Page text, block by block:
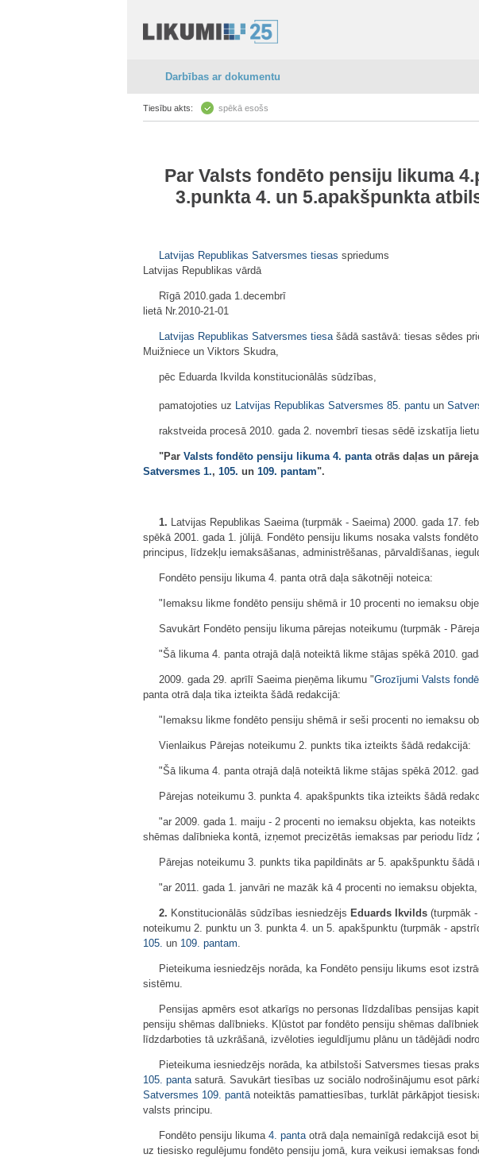
Darbības ar dokumentu
Tiesību akts: spēkā esošs
Par Valsts fondēto pensiju likuma
3.punkta 4. un 5.apakšpunkta
Latvijas Republikas Satversmes tiesas spriedums
Latvijas Republikas vārdā
Rīgā 2010.gada 1.decembrī
lietā Nr.2010-21-01
Latvijas Republikas Satversmes tiesašādā sastāvā: tiesas sēdes
Muižniece un Viktors Skudra,
pēc Eduarda Ikvilda konstitucionālās sūdzības,
pamatojoties uz Latvijas Republikas Satversmes 85. pantu un
rakstveida procesā 2010. gada 2. novembrī tiesas sēdē izskatīja lietu
"Par Valsts fondēto pensiju likuma 4. pantaotrās daļas un
Satversmes 1., 105. un 109. pantam".
1. Latvijas Republikas Saeima (turpmāk - Saeima) 2000. gada 17.
spēkā 2001. gada 1. jūlijā. Fondēto pensiju likums nosaka valsts
principus, līdzekļu iemaksāšanas, administrēšanas, pārvaldīšanas,
Fondēto pensiju likuma 4. panta otrā daļa sākotnēji noteica:
"Iemaksu likme fondēto pensiju shēmā ir 10 procenti no iemaksu
Savukārt Fondēto pensiju likuma pārejas noteikumu (turpmāk -
"Šā likuma 4. panta otrajā daļā noteiktā likme stājas spēkā 2010.
2009. gada 29. aprīlī Saeima pieņēma likumu "Grozījumi Valsts
panta otrā daļa tika izteikta šādā redakcijā:
"Iemaksu likme fondēto pensiju shēmā ir seši procenti no iemaksu
Vienlaikus Pārejas noteikumu 2. punkts tika izteikts šādā redakcijā:
"Šā likuma 4. panta otrajā daļā noteiktā likme stājas spēkā 2012.
Pārejas noteikumu 3. punkta 4. apakšpunkts tika izteikts šādā
"ar 2009. gada 1. maiju - 2 procenti no iemaksu objekta, kas
shēmas dalībnieka kontā, izņemot precizētās iemaksas par periodu līdz
Pārejas noteikumu 3. punkts tika papildināts ar 5. apakšpunktu šādā
"ar 2011. gada 1. janvāri ne mazāk kā 4 procenti no iemaksu
2. Konstitucionālās sūdzības iesniedzējs Eduards Ikvilds (turpmāk
noteikumu 2. punktu un 3. punkta 4. un 5. apakšpunktu (turpmāk -
105. un 109. pantam.
Pieteikuma iesniedzējs norāda, ka Fondēto pensiju likums esot
sistēmu.
Pensijas apmērs esot atkarīgs no personas līdzdalības pensijas
pensiju shēmas dalībnieks. Kļūstot par fondēto pensiju shēmas
līdzdarboties tā uzkrāšanā, izvēloties ieguldījumu plānu un tādējādi
Pieteikuma iesniedzējs norāda, ka atbilstoši Satversmes tiesas
105. pantasaturā. Savukārt tiesības uz sociālo nodrošinājumu esot
Satversmes 109. pantānoteiktās pamattiesības, turklāt pārkāpjot
valsts principu.
Fondēto pensiju likuma 4. pantaotrā daļa nemainīgā redakcijā esot
uz tiesisko regulējumu fondēto pensiju jomā, kura veikusi iemaksas